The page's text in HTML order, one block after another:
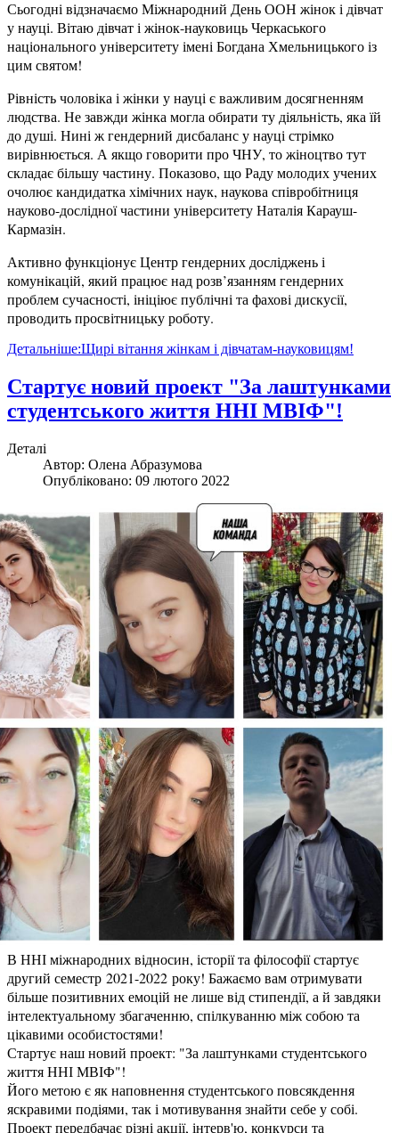
Сьогодні відзначаємо Міжнародний День ООН жінок і дівчат
у науці. Вітаю дівчат і жінок-науковиць Черкаського
національного університету імені Богдана Хмельницького із
цим святом!
Рівність чоловіка і жінки у науці є важливим досягненням
людства. Не завжди жінка могла обирати ту діяльність, яка їй
до душі. Нині ж гендерний дисбаланс у науці стрімко
вирівнюється. А якщо говорити про ЧНУ, то жіноцтво тут
складає більшу частину. Показово, що Раду молодих учених
очолює кандидатка хімічних наук, наукова співробітниця
науково-дослідної частини університету Наталія Карауш-
Кармазін.
Активно функціонує Центр гендерних досліджень і
комунікацій, який працює над розв’язанням гендерних
проблем сучасності, ініціює публічні та фахові дискусії,
проводить просвітницьку роботу.
Детальніше:Щирі вітання жінкам і дівчатам-науковицям!
Стартує новий проект "За лаштунками
студентського життя ННІ МВІФ"!
Деталі
Автор: Олена Абразумова
Опубліковано: 09 лютого 2022
В ННІ міжнародних відносин, історії та філософії стартує
другий семестр 2021-2022 року! Бажаємо вам отримувати
більше позитивних емоцій не лише від стипендії, а й завдяки
інтелектуальному збагаченню, спілкуванню між собою та
цікавими особистостями!
Стартує наш новий проект: "За лаштунками студентського
життя ННІ МВІФ"!
Його метою є як наповнення студентського повсякдення
яскравими подіями, так і мотивування знайти себе у собі.
Проект передбачає різні акції, інтерв'ю, конкурси та